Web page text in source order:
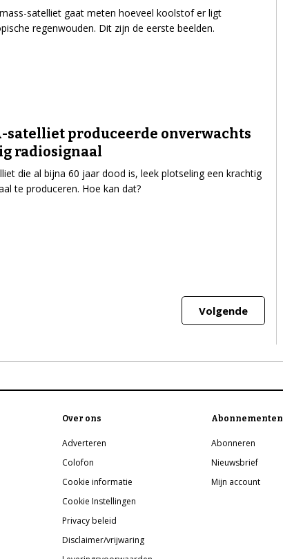
satelliet gaat meten hoeveel koolstof er ligt
regenwouden. Dit zijn de eerste beelden.
satelliet produceerde onverwachts
radiosignaal
die al bijna 60 jaar dood is, leek plotseling een krachtig
te produceren. Hoe kan dat?
Volgende
Over ons
Adverteren
Colofon
Cookie informatie
Cookie Instellingen
Privacy beleid
Disclaimer/vrijwaring
Abonnementen
Abonneren
Nieuwsbrief
Mijn account